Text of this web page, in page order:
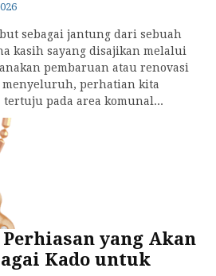
sebagai jantung dari sebuah
kasih sayang disajikan melalui
pembaruan atau renovasi
perhatian kita
pada area komunal...
yang Akan
Kado untuk